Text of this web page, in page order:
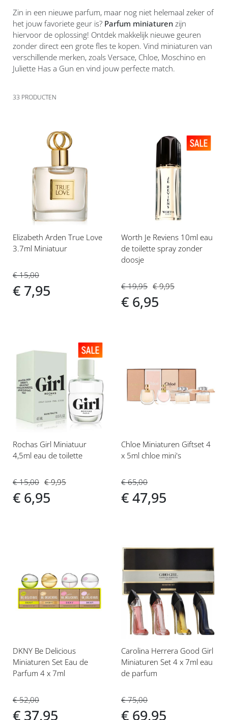
Zin in een nieuwe parfum, maar nog niet helemaal zeker of
het jouw favoriete geur is? Parfum miniaturen zijn
hiervoor de oplossing! Ontdek makkelijk nieuwe geuren
zonder direct een grote fles te kopen. Vind miniaturen van
verschillende merken, zoals Versace, Chloe, Moschino en
Juliette Has a Gun en vind jouw perfecte match.
33 PRODUCTEN
toe
aan
verlanglijst
Elizabeth Arden True Love
3.7ml Miniatuur
€ 15,00
€ 7,95
verlanglijst
Worth Je Reviens 10ml eau
de toilette spray zonder
doosje
€ 19,95
€ 6,95
€ 9,95
aan
verlanglijst
Rochas Girl Miniatuur
4,5ml eau de toilette
€ 15,00
€ 6,95
€ 9,95
toe
aan
verlanglijst
Chloe Miniaturen Giftset 4
x 5ml chloe mini's
€ 65,00
€ 47,95
toe
aan
verlanglijst
DKNY Be Delicious
Miniaturen Set Eau de
Parfum 4 x 7ml
€ 52,00
€ 37,95
Voeg
toe
aan
verlanglijst
Carolina Herrera Good Girl
Miniaturen Set 4 x 7ml eau
de parfum
€ 75,00
€ 69,95